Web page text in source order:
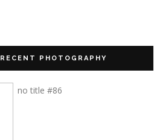
RECENT PHOTOGRAPHY
no title #86